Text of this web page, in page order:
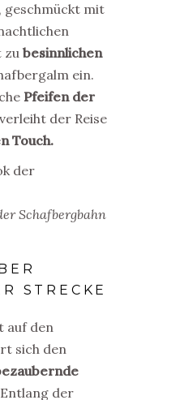
geschmückt mit
zu besinnlichen
ein.
Pfeifen der
verleiht der Reise
Touch.
Schafbergbahn
STRECKE
auf den
sich den
der